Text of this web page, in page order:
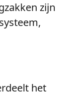
zijn
het